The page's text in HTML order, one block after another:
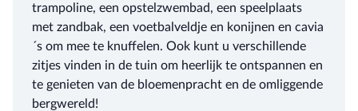
trampoline, een opstelzwembad, een speelplaats
met zandbak, een voetbalveldje en konijnen en cavia
´s om mee te knuffelen. Ook kunt u verschillende
zitjes vinden in de tuin om heerlijk te ontspannen en
te genieten van de bloemenpracht en de omliggende
bergwereld!